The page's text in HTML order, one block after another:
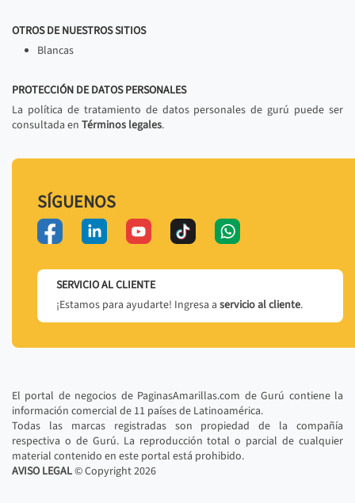
OTROS DE NUESTROS SITIOS
Blancas
PROTECCIÓN DE DATOS PERSONALES
La política de tratamiento de datos personales de gurú puede ser
consultada en Términos legales.
SÍGUENOS
SERVICIO AL CLIENTE
¡Estamos para ayudarte! Ingresa a servicio al cliente.
El portal de negocios de PaginasAmarillas.com de Gurú contiene la
información comercial de 11 países de Latinoamérica.
Todas las marcas registradas son propiedad de la compañía
respectiva o de Gurú. La reproducción total o parcial de cualquier
material contenido en este portal está prohibido.
AVISO LEGAL© Copyright2026